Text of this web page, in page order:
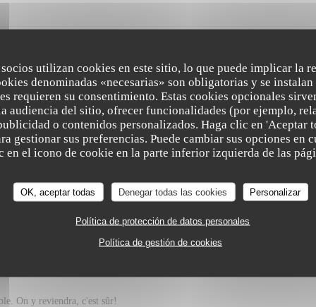
utilizan cookies en este sitio, lo que puede implicar la
denominadas «necesarias» son obligatorias y se
requieren su consentimiento. Estas cookies opcionales
audiencia del sitio, ofrecer funcionalidades (por ejemplo,
o contenidos personalizados. Haga clic en 'Aceptar
gestionar sus preferencias. Puede cambiar sus opciones en
en el icono de cookie en la parte inferior izquierda de las
OK, aceptar todas Denegar todas las cookies Personalizar
Política de protección de datos personales
Política de gestión de cookies
SERVICIO: 4/5 AMBIENTE: 3/5 MENÚ: 4/5 CALIDAD /
SERVICIO: 5/5 AMBIENTE: 5/5 MENÚ: 5/5 CALIDAD /
On y reviendra, c'est sûr!